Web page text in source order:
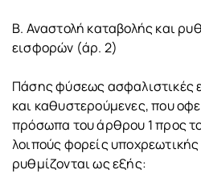
Β. Αναστολή καταβολής και
εισφορών (άρ. 2)
Πάσης φύσεως ασφαλιστικές
και καθυστερούμενες, που
πρόσωπα του άρθρου 1 προς
λοιπούς φορείς
ρυθμίζονται ως εξής: